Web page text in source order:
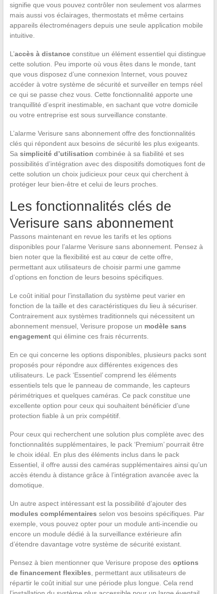
signifie que vous pouvez contrôler non seulement vos alarmes
mais aussi vos éclairages, thermostats et même certains
appareils électroménagers depuis une seule application mobile
intuitive.
L’accès à distanceconstitue un élément essentiel qui distingue
cette solution. Peu importe où vous êtes dans le monde, tant
que vous disposez d’une connexion Internet, vous pouvez
accéder à votre système de sécurité et surveiller en temps réel
ce qui se passe chez vous. Cette fonctionnalité apporte une
tranquillité d’esprit inestimable, en sachant que votre domicile
ou votre entreprise est sous surveillance constante.
L’alarme Verisure sans abonnement offre des fonctionnalités
clés qui répondent aux besoins de sécurité les plus exigeants.
Sa simplicité d’utilisation combinée à sa fiabilité et ses
possibilités d’intégration avec des dispositifs domotiques font de
cette solution un choix judicieux pour ceux qui cherchent à
protéger leur bien-être et celui de leurs proches.
Les fonctionnalités clés de
Verisure sans abonnement
Passons maintenant en revue les tarifs et les options
disponibles pour l’alarme Verisure sans abonnement. Pensez à
bien noter que la flexibilité est au cœur de cette offre,
permettant aux utilisateurs de choisir parmi une gamme
d’options en fonction de leurs besoins spécifiques.
Le coût initial pour l’installation du système peut varier en
fonction de la taille et des caractéristiques du lieu à sécuriser.
Contrairement aux systèmes traditionnels qui nécessitent un
abonnement mensuel, Verisure propose un modèle sans
engagementqui élimine ces frais récurrents.
En ce qui concerne les options disponibles, plusieurs packs sont
proposés pour répondre aux différentes exigences des
utilisateurs. Le pack ‘Essentiel’ comprend les éléments
essentiels tels que le panneau de commande, les capteurs
périmétriques et quelques caméras. Ce pack constitue une
excellente option pour ceux qui souhaitent bénéficier d’une
protection fiable à un prix compétitif.
Pour ceux qui recherchent une solution plus complète avec des
fonctionnalités supplémentaires, le pack ‘Premium’ pourrait être
le choix idéal. En plus des éléments inclus dans le pack
Essentiel, il offre aussi des caméras supplémentaires ainsi qu’un
accès étendu à distance grâce à l’intégration avancée avec la
domotique.
Un autre aspect intéressant est la possibilité d’ajouter des
modules complémentaires selon vos besoins spécifiques. Par
exemple, vous pouvez opter pour un module anti-incendie ou
encore un module dédié à la surveillance extérieure afin
d’étendre davantage votre système de sécurité existant.
Pensez à bien mentionner que Verisure propose des options
de financement flexibles , permettant aux utilisateurs de
répartir le coût initial sur une période plus longue. Cela rend